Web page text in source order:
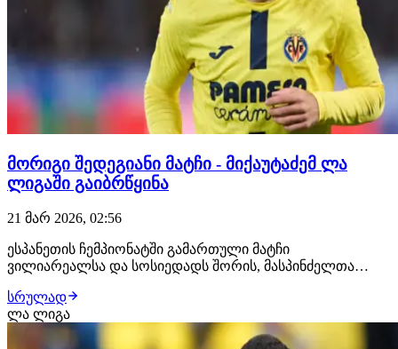
მორიგი შედეგიანი მატჩი - მიქაუტაძემ ლა
ლიგაში გაიბრწყინა
21 მარ 2026, 02:56
ესპანეთის ჩემპიონატში გამართული მატჩი
ვილიარეალსა და სოსიედადს შორის, მასპინძელთა
იყო ვილიარეალის ქართველი შემტევი ჟორჟ მიქაუტაძე,
რომელმაც მორიგი შედეგიანი მატჩი ჩაატარა. მიქაუტაძემ
ჯერ გოლი გაიტანა, შემდეგ საგოლე გადაცემა გააკეთა…
სრულად
ლა ლიგა